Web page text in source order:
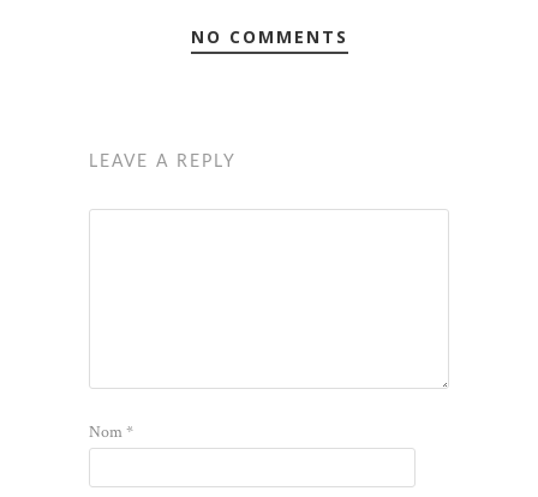
NO COMMENTS
LEAVE A REPLY
Nom*